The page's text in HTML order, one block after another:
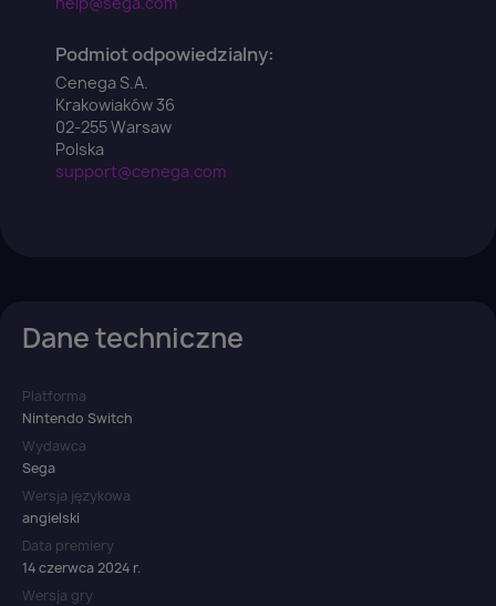
Podmiot odpowiedzialny:
Cenega S.A.
Krakowiaków 36
02-255 Warsaw
Polska
support@cenega.com
Dane techniczne
Platforma
Nintendo Switch
Wydawca
Sega
Wersja językowa
angielski
Data premiery
14 czerwca 2024 r.
Wersja gry